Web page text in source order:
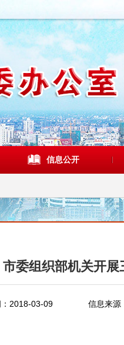
信息公开
市委组织部机关开展
2018-03-09 信息来源